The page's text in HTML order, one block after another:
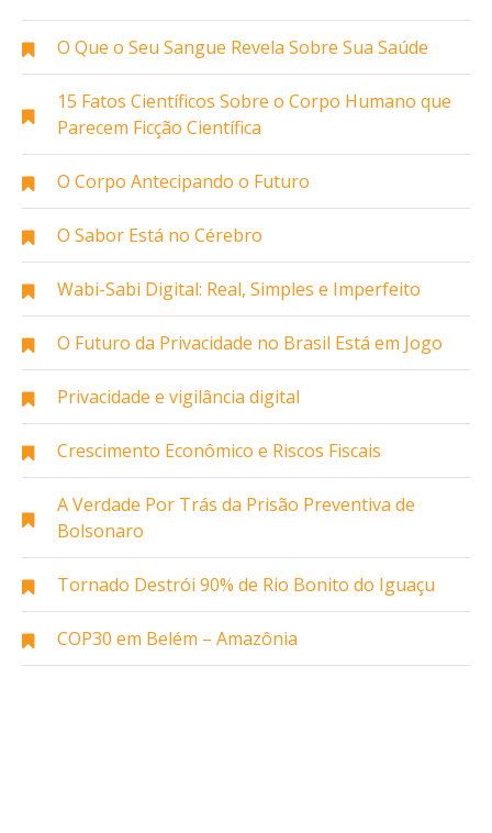
O Que o Seu Sangue Revela Sobre Sua Saúde
15 Fatos Científicos Sobre o Corpo Humano que
Parecem Ficção Científica
O Corpo Antecipando o Futuro
O Sabor Está no Cérebro
Wabi-Sabi Digital: Real, Simples e Imperfeito
O Futuro da Privacidade no Brasil Está em Jogo
Privacidade e vigilância digital
Crescimento Econômico e Riscos Fiscais
A Verdade Por Trás da Prisão Preventiva de
Bolsonaro
Tornado Destrói 90% de Rio Bonito do Iguaçu
COP30 em Belém – Amazônia